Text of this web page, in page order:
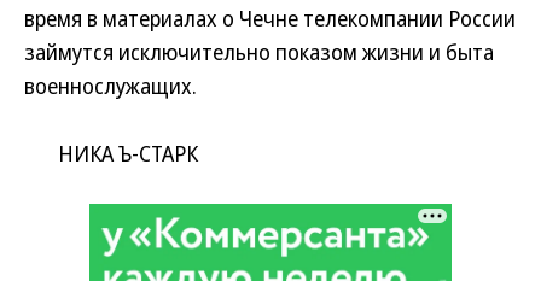
время в материалах о Чечне телекомпании России
займутся исключительно показом жизни и быта
военнослужащих.
НИКА Ъ-СТАРК